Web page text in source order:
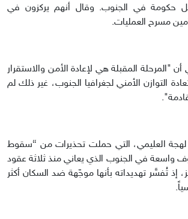
حكومة في الجنوب. وقال أنهم يركزون في
مسرح العمليات.
أن "المرحلة المقبلة هي لإعادة الأمن والاستقرار
التوازن الأمني لجغرافيا الجنوب، غير ذلك لم
لهجة العليمي، التي حملت تحذيرات من “سقوط
واسعة في الجنوب الذي يعاني منذ ثلاثة عقود
إذ تُفسَّر تهديداته بأنها موجّهة ضد السكان أكثر